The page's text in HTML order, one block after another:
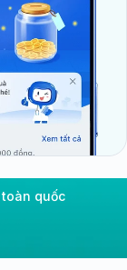
quốc